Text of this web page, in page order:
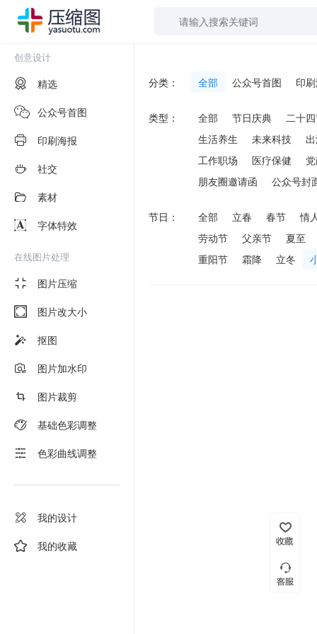
创意设计
精选
公众号首图
印刷海报
社交
素材
字体特效
在线图片处理
图片压缩
图片改大小
抠图
图片加水印
图片裁剪
基础色彩调整
色彩曲线调整
我的设计
我的收藏
分类： 全部 公众号首图 印
类型： 全部 节日庆典
二十
生活养生
未来科技
工作职场
医疗保健
朋友圈邀请函
公众号封
节日： 全部 立春 春节
情
劳动节
父亲节
夏至
重阳节
霜降 立冬